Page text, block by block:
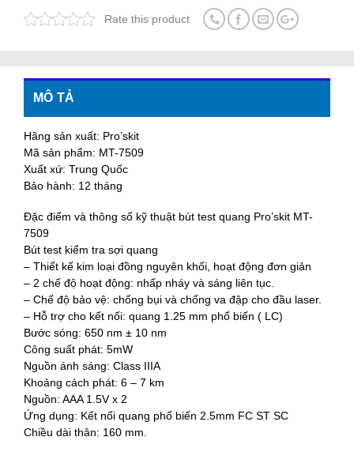
Rate this product
MÔ TẢ
Hãng sản xuất: Pro’skit
Mã sản phẩm: MT-7509
Xuất xứ: Trung Quốc
Bảo hành: 12 tháng
Đặc điểm và thông số kỹ thuật bút test quang Pro’skit MT-
7509
Bút test kiểm tra sợi quang
– Thiết kế kim loại đồng nguyên khối, hoạt động đơn giản
– 2 chế độ hoạt động: nhấp nháy và sáng liên tục.
– Chế độ bảo vệ: chống bụi và chống va đập cho đầu laser.
– Hỗ trợ cho kết nối: quang 1.25 mm phổ biến ( LC)
Bước sóng: 650 nm ± 10 nm
Công suất phát: 5mW
Nguồn ánh sáng: Class IIIA
Khoảng cách phát: 6 – 7 km
Nguồn: AAA 1.5V x 2
Ứng dụng: Kết nối quang phổ biến 2.5mm FC ST SC
Chiều dài thân: 160 mm.